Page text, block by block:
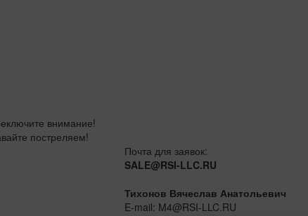
внимание!
постреляем!
Почта для заявок:
SALE@RSI-LLC.RU
Тихонов Вячеслав Анатольевич
E-mail: M4@RSI-LLC.RU